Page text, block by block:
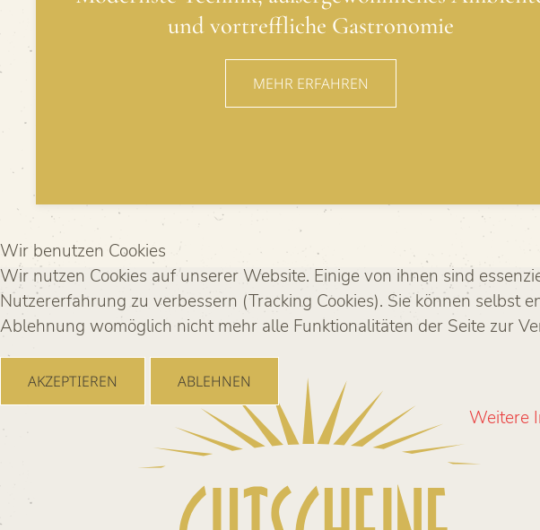
und vortreffliche Gastronomie
MEHR ERFAHREN
Wir benutzen Cookies
Wir nutzen Cookies auf unserer Website. Einige von ihnen sind
Nutzererfahrung zu verbessern (Tracking Cookies). Sie können selbst
Ablehnung womöglich nicht mehr alle Funktionalitäten der Seite zur
AKZEPTIEREN ABLEHNEN
Weitere